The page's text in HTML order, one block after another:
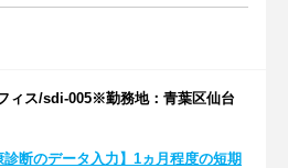
ィス/sdi-005※勤務地：青葉区仙台
診断のデータ入力】1ヵ月程度の短期